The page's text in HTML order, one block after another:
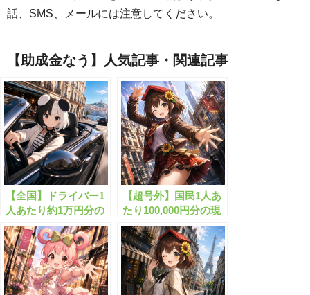
話、SMS、メールには注意してください。
【助成金なう】人気記事・関連記事
【全国】ドライバー1
人あたり約1万円分の
定額手当が始まりま
す！
【超号外】国民1人あ
たり100,000円分の現
金がもらえます！